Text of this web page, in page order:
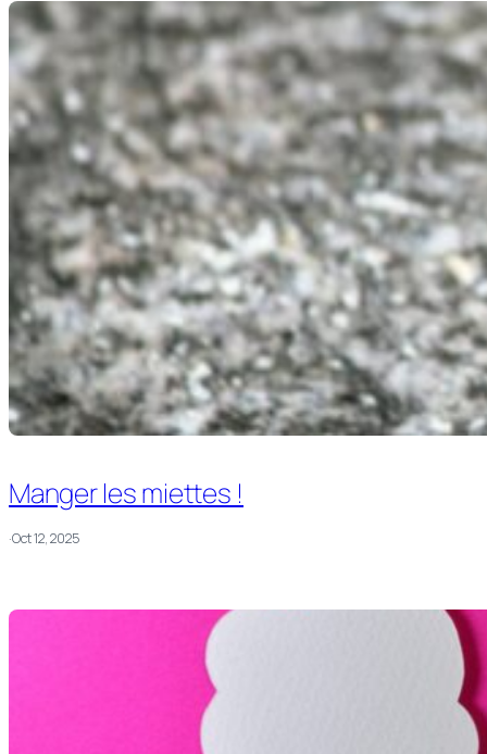
Manger les miettes !
·Oct 12, 2025